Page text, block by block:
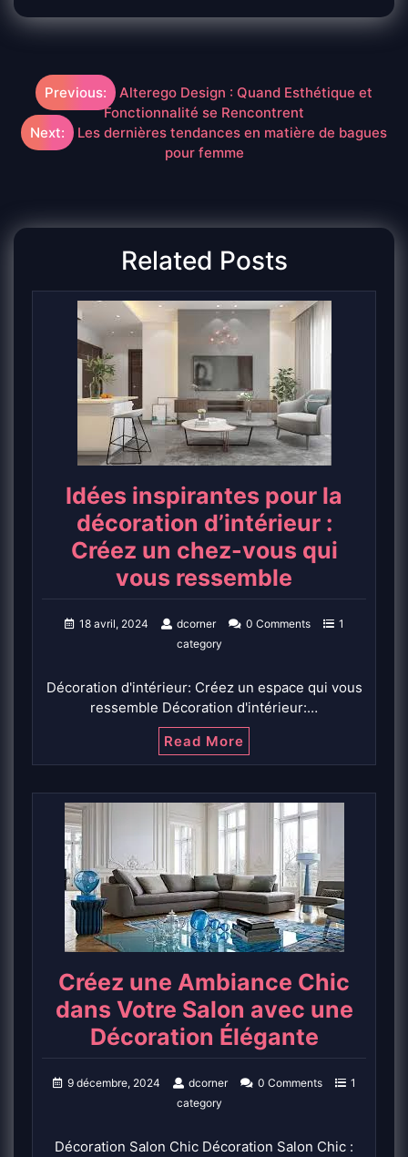
Navigation
de
Previous:
Alterego Design : Quand Esthétique et
Fonctionnalité se Rencontrent
Next:
Les dernières tendances en matière de bagues
pour femme
Related Posts
Idées inspirantes pour la
décoration d’intérieur :
Créez un chez-vous qui
vous ressemble
18 avril, 2024 dcorner 0 Comments
1
category
Décoration d'intérieur: Créez un espace qui vous
ressemble Décoration d'intérieur:…
Read More
Créez une Ambiance Chic
dans Votre Salon avec une
Décoration Élégante
9 décembre, 2024 dcorner 0 Comments
1
category
Décoration Salon Chic Décoration Salon Chic :